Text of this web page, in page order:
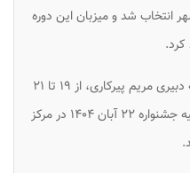
انتخاب شد و میزبان این دوره
نهمین جشنواره بین‌المللی فیلم شهر به دبیری مریم پیرکاری، از ۱۹ تا ۲۱
آبان در پردیس سینمایی ملت و اختتامیه جشنواره ۲۲ آبان ۱۴۰۴ در مرکز